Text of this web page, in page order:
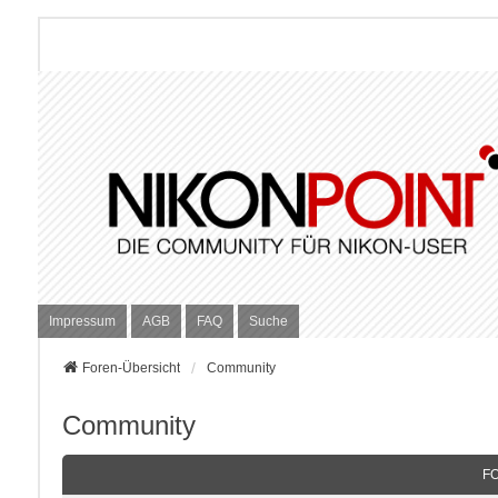
Impressum AGB FAQ Suche
Foren-Übersicht Community
Community